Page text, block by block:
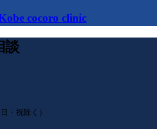
cocoro clinic
談
・祝除く）